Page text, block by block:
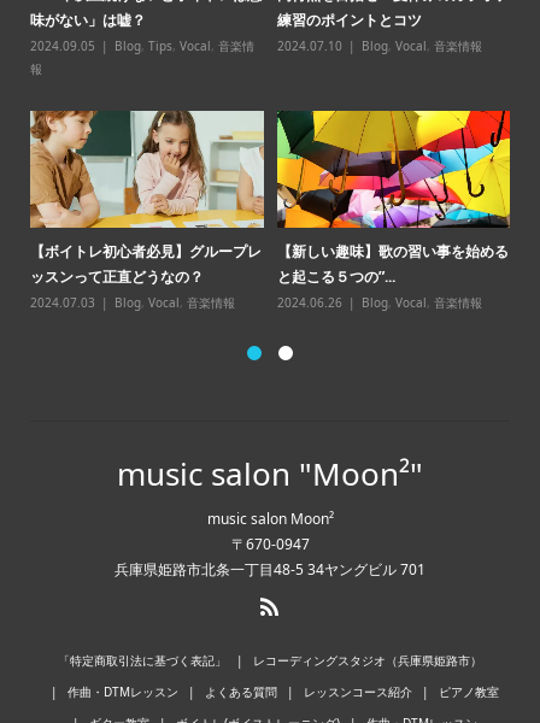
味がない」は嘘？
2024.09.05 Blog, Tips, Vocal, 音楽情
報
練習のポイントとコツ
2024.07.10 Blog, Vocal, 音楽情報
【ボイトレ初心者必見】グループレ
ッスンって正直どうなの？
2024.07.03 Blog, Vocal, 音楽情報
【新しい趣味】歌の習い事を始める
と起こる５つの”...
2024.06.26 Blog, Vocal, 音楽情報
music salon "Moon²"
music salon Moon²
〒670-0947
兵庫県姫路市北条一丁目48-5 34ヤングビル 701
「特定商取引法に基づく表記」
レコーディングスタジオ（兵庫県姫路市）
作曲・DTMレッスン
よくある質問 レッスンコース紹介
ピアノ教室